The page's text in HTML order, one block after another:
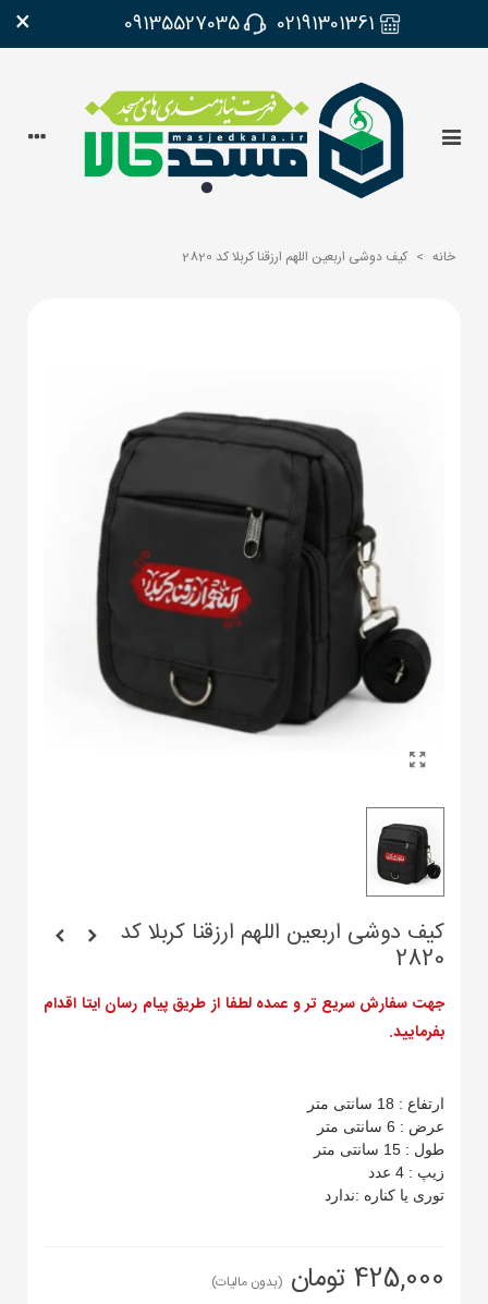
02191301361
09135527035
×
خانه > کیف دوشی اربعین اللهم ارزقنا کربلا کد 2820
کیف دوشی اربعین اللهم ارزقنا کربلا کد
2820
جهت سفارش سریع تر و عمده لطفا از طریق پیام رسان ایتا اقدام
بفرمایید.
ارتفاع : 18 سانتی متر
عرض : 6 سانتی متر
طول : 15 سانتی متر
زیپ : 4 عدد
توری یا کناره :ندارد
425,000 تومان (بدون مالیات)